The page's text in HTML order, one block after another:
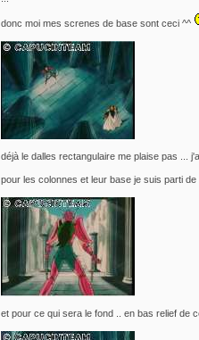
donc moi mes screnes de base sont ceci ^^
déjà le dalles rectangulaire me plaise pas ...
pour les colonnes et leur base je suis parti de
et pour ce qui sera le fond .. en bas relief de